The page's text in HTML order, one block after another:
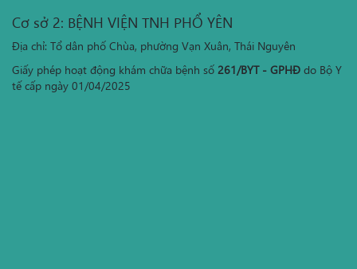
Cơ sở 2: BỆNH VIỆN TNH PHỔ YÊN
Địa chỉ: Tổ dân phố Chùa, phường Vạn Xuân, Thái Nguyên
Giấy phép hoạt động khám chữa bệnh số 261/BYT - GPHĐ do Bộ Y
tế cấp ngày 01/04/2025